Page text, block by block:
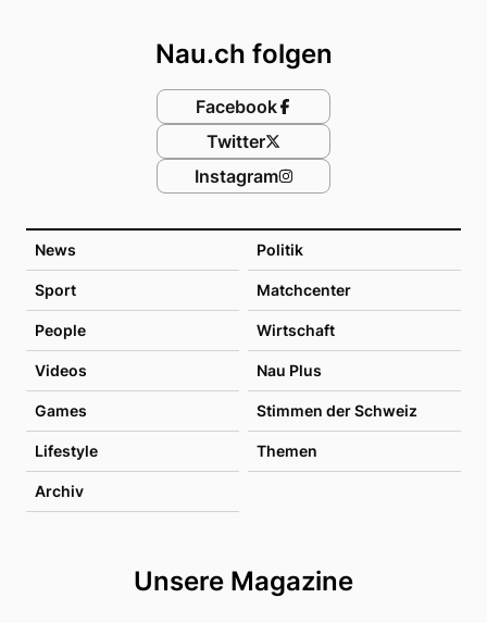
News Politik
Sport Matchcenter
People Wirtschaft
Videos Nau Plus
Games Stimmen der Schweiz
Lifestyle Themen
Archiv
Unsere Magazine
Nau.ch folgen
Facebook
Twitter
Instagram